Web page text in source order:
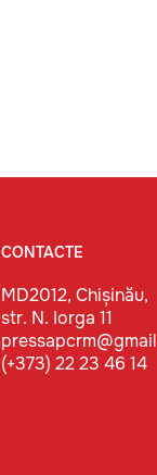
CONTACTE
MD2012, Chișinău,
str. N. Iorga 11
(+373) 22 23 46 14